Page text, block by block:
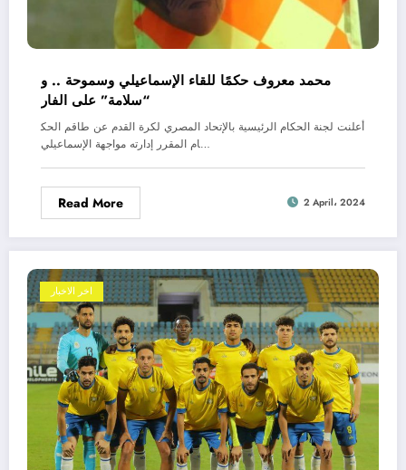
محمد معروف حكمًا للقاء الإسماعيلي وسموحة .. و
“سلامة” على الفار
أعلنت لجنة الحكام الرئيسية بالإتحاد المصري لكرة القدم عن طاقم الحك
ام المقرر إدارته مواجهة الإسماعيلي…
Read More 2 April، 2024
اخر الاخبار